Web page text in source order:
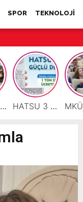
SPOR TEKNOLOJİ
Motor Yağı ve Aküde Güvenilir Hizmet Antakya’da Başladı HATSU 3 İlçede Ağustos Ayı Faturalarında Bir Ton Suyu Ücretsiz Tanımladı